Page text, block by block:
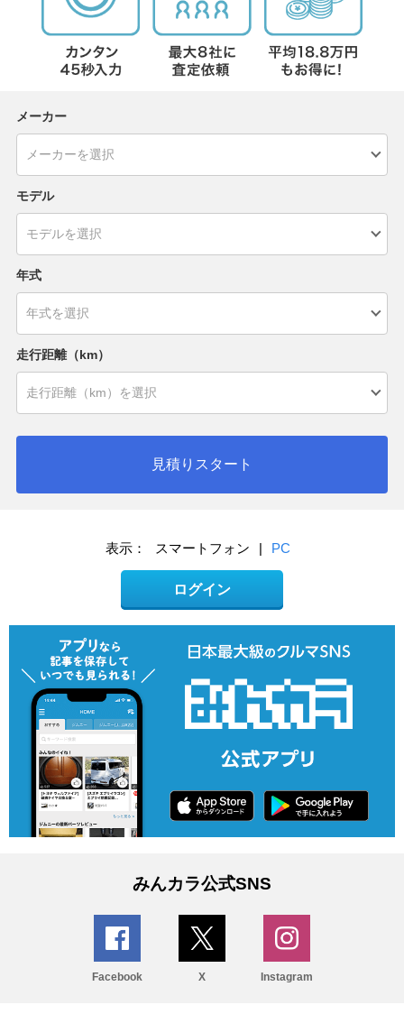
メーカー
モデル
年式
走行距離（km）
見積りスタート
表示： スマートフォン | PC
ログイン
みんカラ公式SNS
Facebook X Instagram